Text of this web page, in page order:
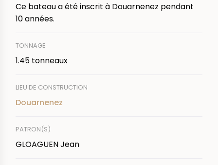
Ce bateau a été inscrit à Douarnenez pendant
10 années.
TONNAGE
1.45 tonneaux
LIEU DE CONSTRUCTION
Douarnenez
PATRON(S)
GLOAGUEN Jean